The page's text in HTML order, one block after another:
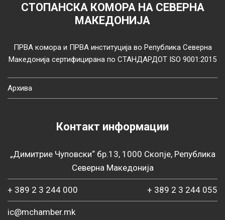
СТОПАНСКА КОМОРА НА СЕВЕРНА
МАКЕДОНИЈА
ПРВА комора и ПРВА институција во Република Северна
Македонија сертифицирана по СТАНДАРДОТ ISO 9001:2015
Архива
Контакт информации
„Димитрие Чуповски“ бр.13, 1000 Скопје, Република
Северна Македонија
+ 389 2 3 244 000 + 389 2 3 244 055
ic@mchamber.mk